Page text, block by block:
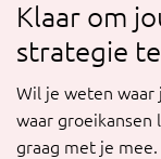
Klaar om
strategie
Wil je weten waar
waar groeikansen
graag met je